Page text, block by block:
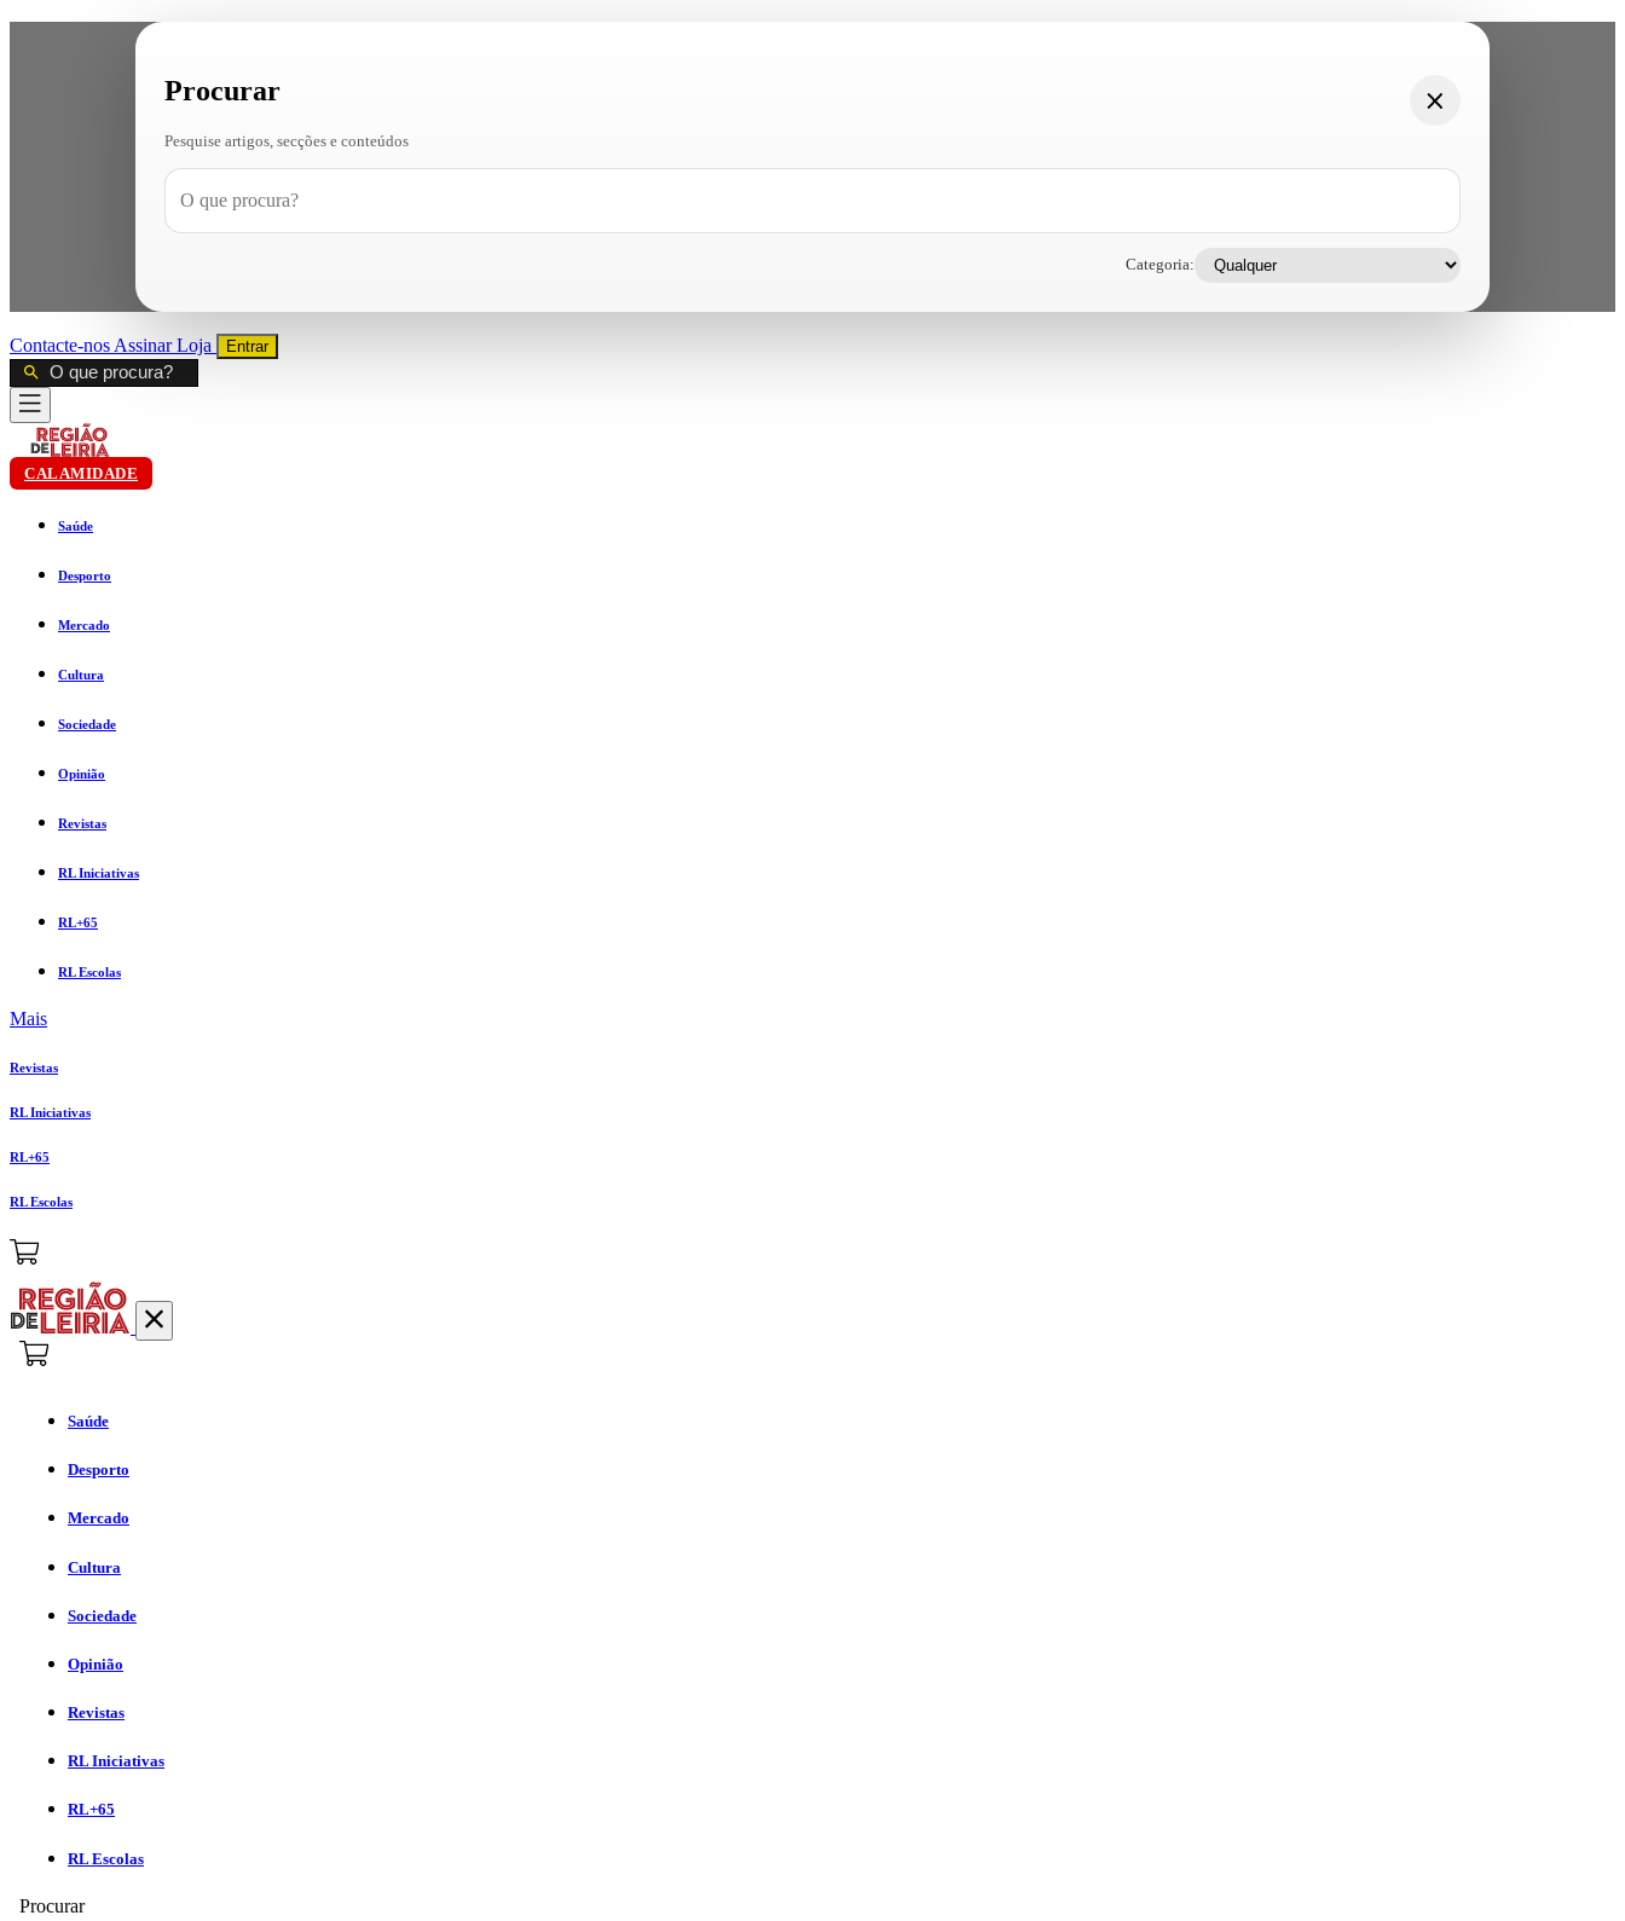
Procurar
Pesquise artigos, secções e conteúdos
Categoria:
Contacte-nos AssinarLoja Entrar
CALAMIDADE
Saúde
Desporto
Mercado
Cultura
Sociedade
Opinião
Revistas
RL Iniciativas
RL+65
RL Escolas
Mais
Revistas
RL Iniciativas
RL+65
RL Escolas
Saúde
Desporto
Mercado
Cultura
Sociedade
Opinião
Revistas
RL Iniciativas
RL+65
RL Escolas
Procurar